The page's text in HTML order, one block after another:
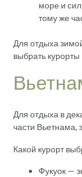
море и
тому же
Для отдыха
выбрать
Для отдыха в
части Вьетнама,
Какой курорт
Фукуок —